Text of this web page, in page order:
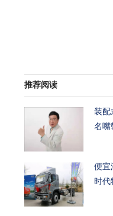
推荐阅读
装配
名嘴
便宜
时代